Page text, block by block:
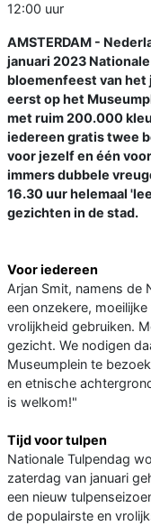
12:00 uur
AMSTERDAM -
januari 2023
bloemenfeest van het
eerst op het
met ruim 200.000
iedereen gratis twee
voor jezelf en één
immers dubbele
16.30 uur helemaal
gezichten in de stad.
Voor iedereen
Arjan Smit, namens de
een onzekere,
vrolijkheid gebruiken.
gezicht. We nodigen
Museumplein te
en etnische
is welkom!"
Tijd voor tulpen
Nationale Tulpendag
zaterdag van januari
een nieuw
de populairste en